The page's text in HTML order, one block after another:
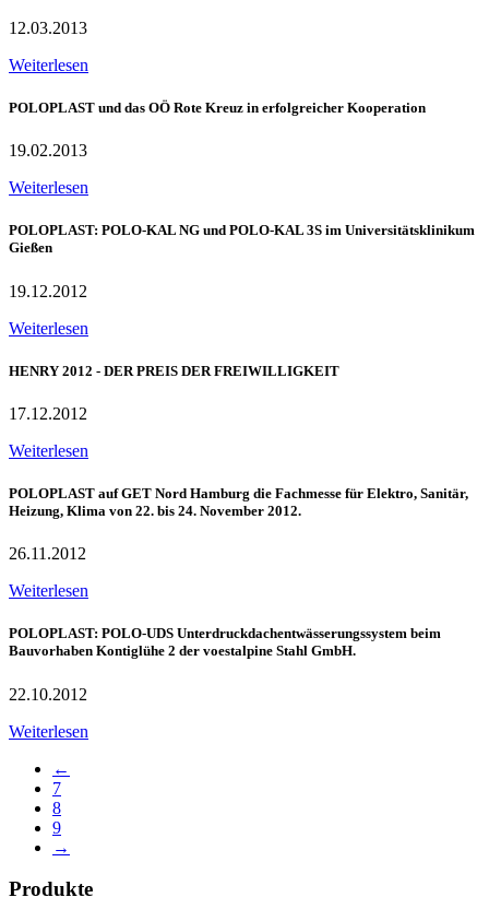
12.03.2013
Weiterlesen
POLOPLAST und das OÖ Rote Kreuz in erfolgreicher Kooperation
19.02.2013
Weiterlesen
POLOPLAST: POLO-KAL NG und POLO-KAL 3S im Universitätsklinikum
Gießen
19.12.2012
Weiterlesen
HENRY 2012 - DER PREIS DER FREIWILLIGKEIT
17.12.2012
Weiterlesen
POLOPLAST auf GET Nord Hamburg die Fachmesse für Elektro, Sanitär,
Heizung, Klima von 22. bis 24. November 2012.
26.11.2012
Weiterlesen
POLOPLAST: POLO-UDS Unterdruckdachentwässerungssystem beim
Bauvorhaben Kontiglühe 2 der voestalpine Stahl GmbH.
22.10.2012
Weiterlesen
←
7
8
9
→
Produkte